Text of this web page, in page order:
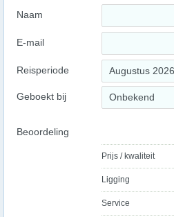
Naam
E-mail
Reisperiode Augustus 2026
Geboekt bij Onbekend
Beoordeling
Prijs / kwaliteit
Ligging
Service